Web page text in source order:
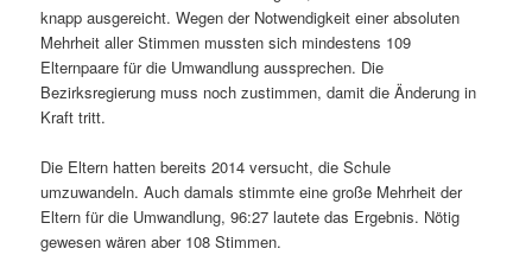
knapp ausgereicht. Wegen der Notwendigkeit einer absoluten
Mehrheit aller Stimmen mussten sich mindestens 109
Elternpaare für die Umwandlung aussprechen. Die
Bezirksregierung muss noch zustimmen, damit die Änderung in
Kraft tritt.
Die Eltern hatten bereits 2014 versucht, die Schule
umzuwandeln. Auch damals stimmte eine große Mehrheit der
Eltern für die Umwandlung, 96:27 lautete das Ergebnis. Nötig
gewesen wären aber 108 Stimmen.